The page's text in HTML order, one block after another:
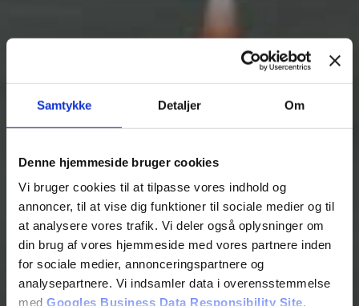
Samtykke Detaljer Om
Denne hjemmeside bruger cookies
Vi bruger cookies til at tilpasse vores indhold og
annoncer, til at vise dig funktioner til sociale medier og til
at analysere vores trafik. Vi deler også oplysninger om
din brug af vores hjemmeside med vores partnere inden
for sociale medier, annonceringspartnere og
analysepartnere. Vi indsamler data i overensstemmelse
med Googles Business Data Responsibility Site.